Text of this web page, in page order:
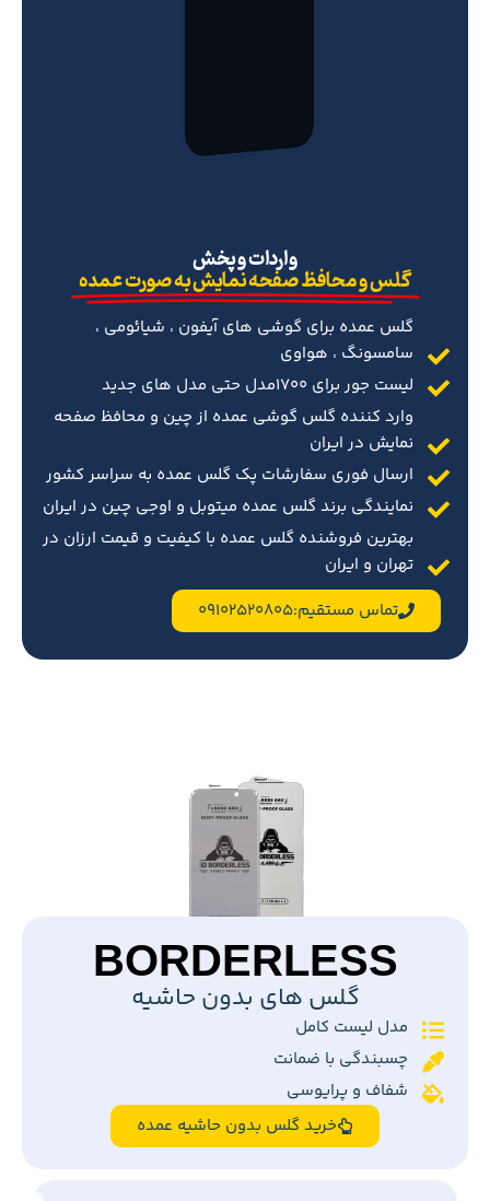
‌واردات و پخش
گلس و محافظ صفحه نمایش به صورت عمده
گلس عمده برای گوشی های آیفون ، شیائومی ،
سامسونگ ، هواوی
لیست جور برای 1700مدل حتی مدل های جدید
وارد کننده گلس گوشی عمده از چین و محافظ صفحه
نمایش در ایران
ارسال فوری سفارشات پک گلس عمده به سراسر کشور
نمایندگی برند گلس عمده میتوبل و اوجی چین در ایران
بهترین فروشنده گلس عمده با کیفیت و قیمت ارزان در
تهران و ایران
تماس مستقیم:09102520805
BORDERLESS
گلس های بدون حاشیه
مدل لیست کامل
چسبندگی با ضمانت
شفاف و پرایوسی
خرید گلس بدون حاشیه عمده